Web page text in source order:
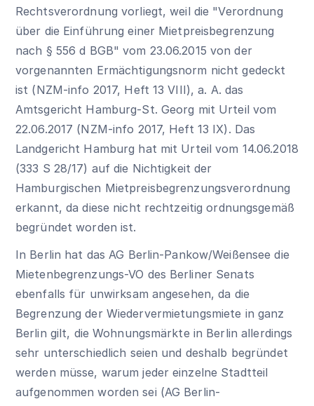
Rechtsverordnung vorliegt, weil die "Verordnung
über die Einführung einer Mietpreisbegrenzung
nach § 556 d BGB" vom 23.06.2015 von der
vorgenannten Ermächtigungsnorm nicht gedeckt
ist (NZM-info 2017, Heft 13 VIII), a. A. das
Amtsgericht Hamburg-St. Georg mit Urteil vom
22.06.2017 (NZM-info 2017, Heft 13 IX). Das
Landgericht Hamburg hat mit Urteil vom 14.06.2018
(333 S 28/17) auf die Nichtigkeit der
Hamburgischen Mietpreisbegrenzungsverordnung
erkannt, da diese nicht rechtzeitig ordnungsgemäß
begründet worden ist.
In Berlin hat das AG Berlin-Pankow/Weißensee die
Mietenbegrenzungs-VO des Berliner Senats
ebenfalls für unwirksam angesehen, da die
Begrenzung der Wiedervermietungsmiete in ganz
Berlin gilt, die Wohnungsmärkte in Berlin allerdings
sehr unterschiedlich seien und deshalb begründet
werden müsse, warum jeder einzelne Stadtteil
aufgenommen worden sei (AG Berlin-